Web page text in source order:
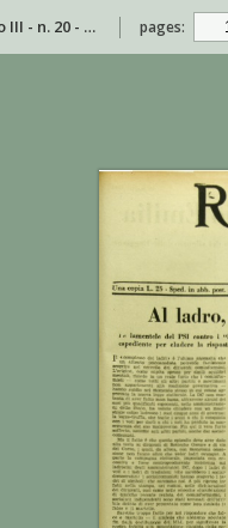
Risorgimento Socialista - anno III - n. 20 - 26 maggio 1953 pages: